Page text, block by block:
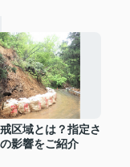
区域とは？指定さ
影響をご紹介